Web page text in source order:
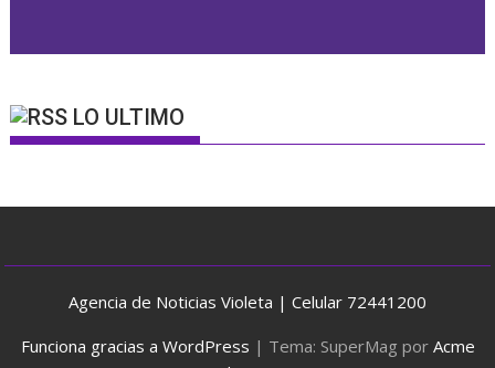
LO ULTIMO
Agencia de Noticias Violeta | Celular 72441200
Funciona gracias a WordPress | Tema: SuperMag por Acme